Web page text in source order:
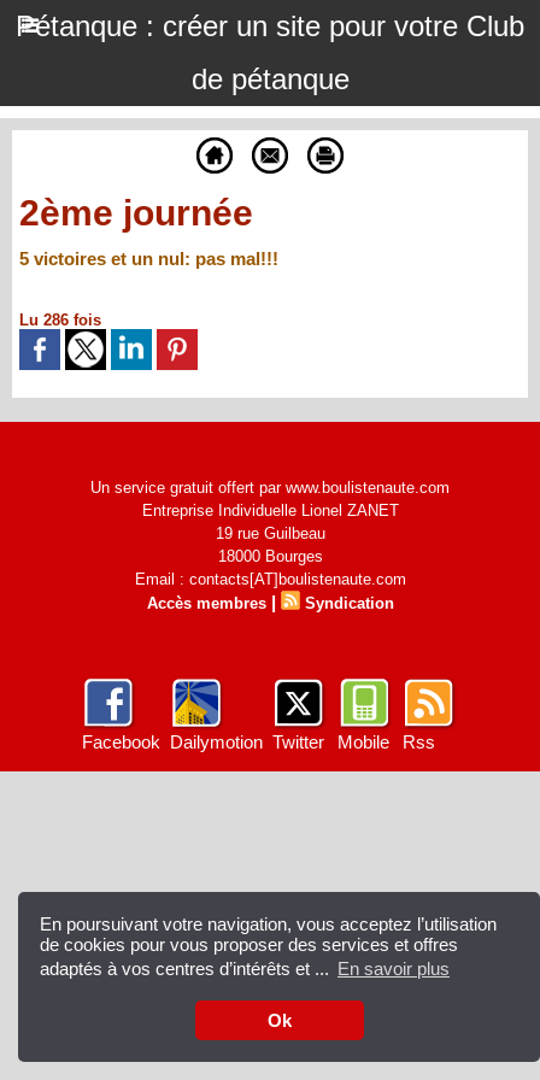
En poursuivant votre navigation, vous acceptez l’utilisation
de cookies pour vous proposer des services et offres
adaptés à vos centres d’intérêts et ... En savoir plus
Ok
Pétanque : créer un site pour votre Club
de pétanque
2ème journée
5 victoires et un nul: pas mal!!!
Lu 286 fois
Un service gratuit offert par www.boulistenaute.com
Entreprise Individuelle Lionel ZANET
19 rue Guilbeau
18000 Bourges
Email : contacts[AT]boulistenaute.com
Accès membres | Syndication
Facebook Dailymotion Twitter Mobile Rss